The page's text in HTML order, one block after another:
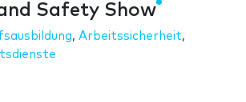
Safety Show
, Arbeitssicherheit,